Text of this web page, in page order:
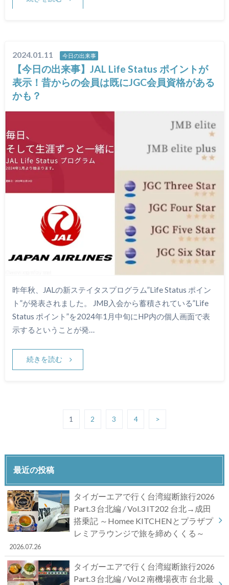
2024.01.11 今日の出来事
【今日の出来事】JAL Life Status ポイントが
表示！昔からの会員は既にJGC会員資格がある
かも？
昨年秋、JALの新ステイタスプログラム”Life Status ポイン
ト”が発表されました。 JMB入会から蓄積されている”Life
Status ポイント”を2024年1月中旬にHP内の個人画面で表
示するということが発…
続きを読む
1 2 3 4 >
最近の投稿
タイガーエアで行く台湾縦断旅行2026
Part.3 台北編 / Vol.3 IT202 台北→成田
搭乗記 ～Homee KITCHENとプラザプ
レミアラウンジで旅を締めくくる～
2026.07.26
タイガーエアで行く台湾縦断旅行2026
Part.3 台北編 / Vol.2 南機場夜市 台北最